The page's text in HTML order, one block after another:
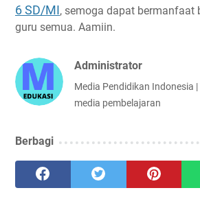
6 SD/MI, semoga dapat bermanfaat
guru semua. Aamiin.
Administrator
Media Pendidikan Indonesia
media pembelajaran
Berbagi